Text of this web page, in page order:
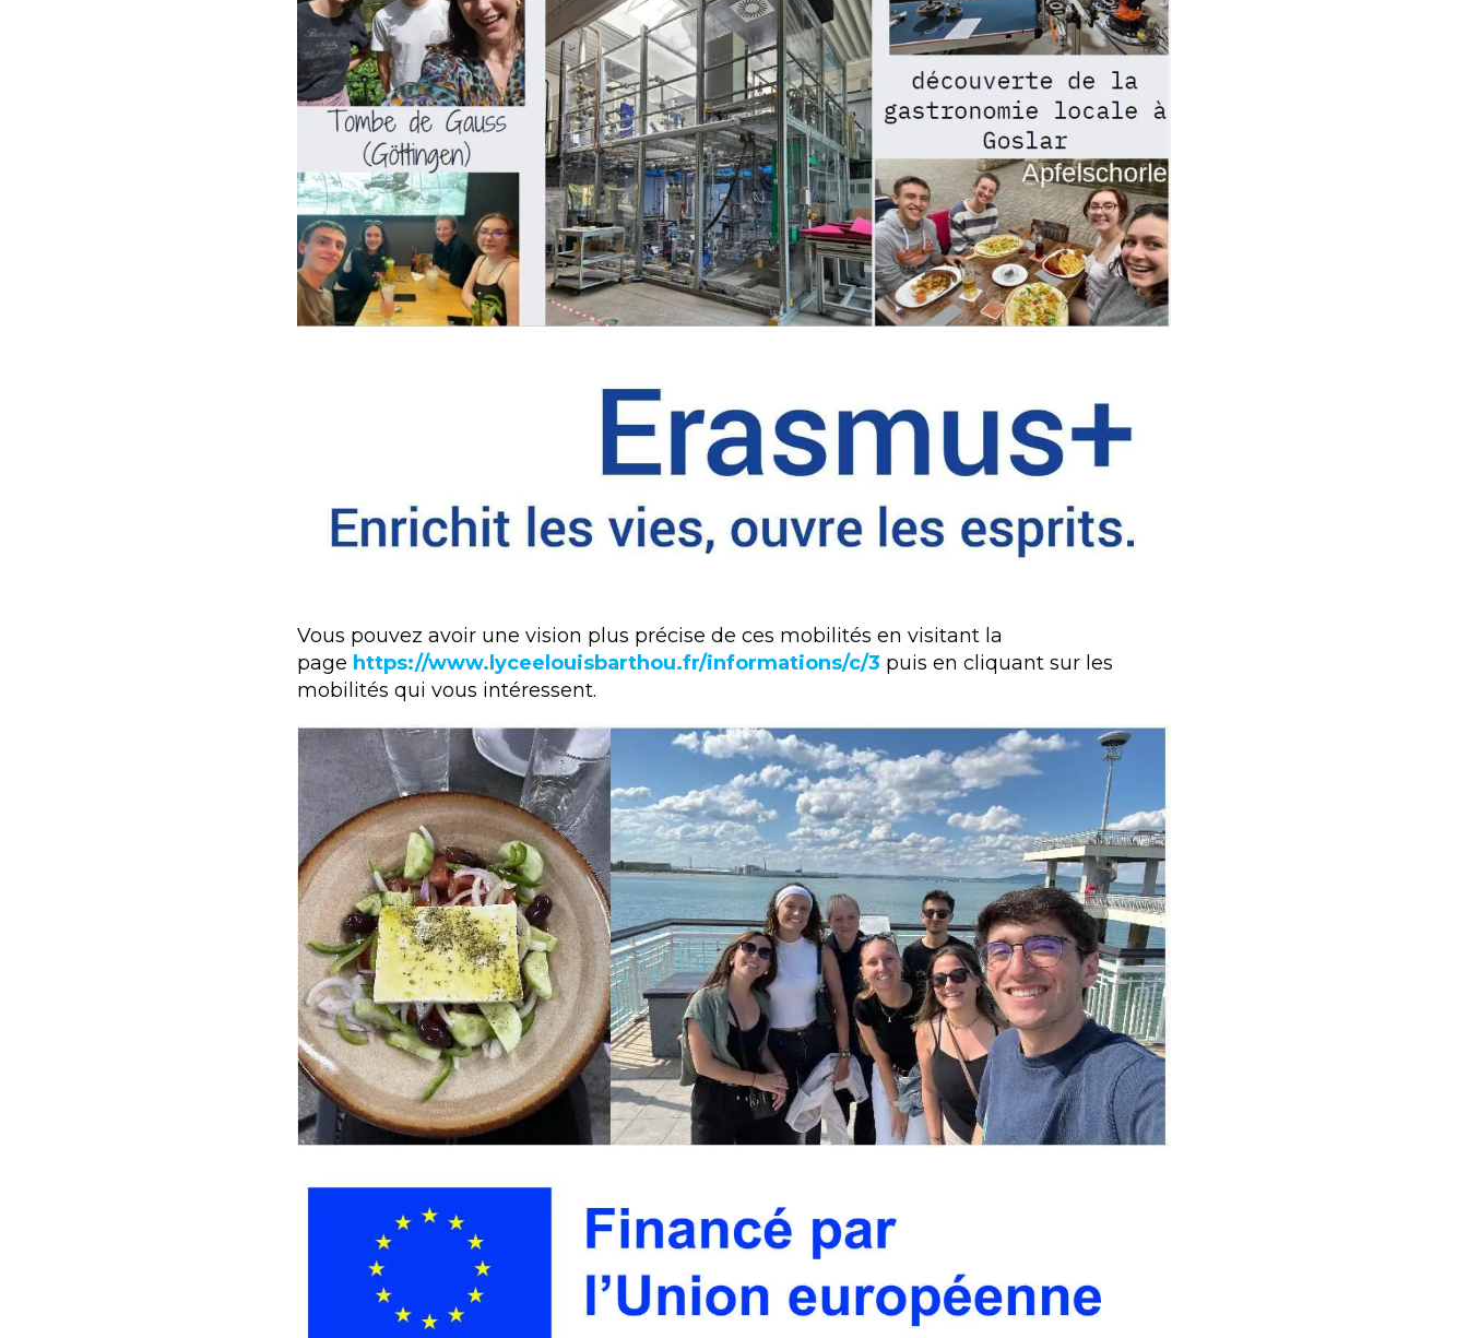
Vous pouvez avoir une vision plus précise de ces mobilités en visitant la
page https://www.lyceelouisbarthou.fr/informations/c/3 puis en cliquant sur les
mobilités qui vous intéressent.